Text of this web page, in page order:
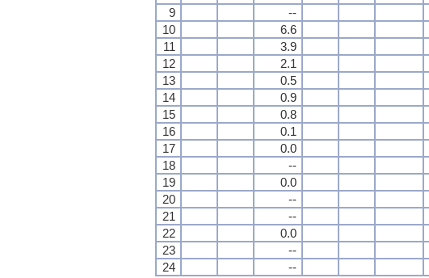
9
--
10
6.6
11
3.9
12
2.1
13
0.5
14
0.9
15
0.8
16
0.1
17
0.0
18
--
19
0.0
20
--
21
--
22
0.0
23
--
24
--